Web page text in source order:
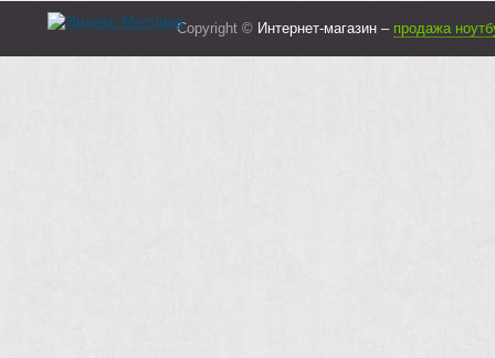
Copyright © Интернет-магазин – продажа